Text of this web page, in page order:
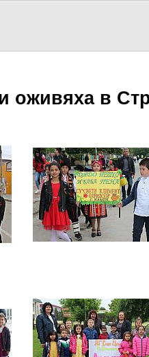
оживяха в